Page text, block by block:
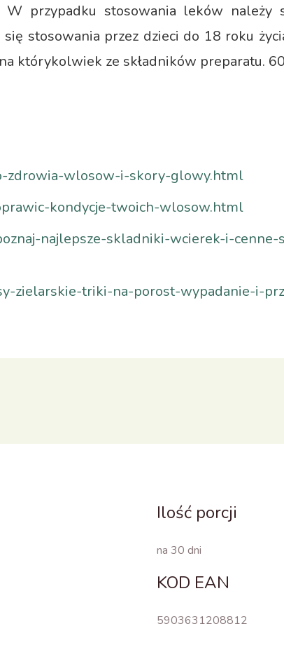
W przypadku stosowania leków należy
stosowania przez dzieci do 18 roku
którykolwiek ze składników preparatu.
zdrowia-wlosow-i-skory-glowy.html
kondycje-twoich-wlosow.html
najlepsze-skladniki-wcierek-i-
zielarskie-triki-na-porost-wypadanie-i-
Ilość porcji
na 30 dni
KOD EAN
5903631208812